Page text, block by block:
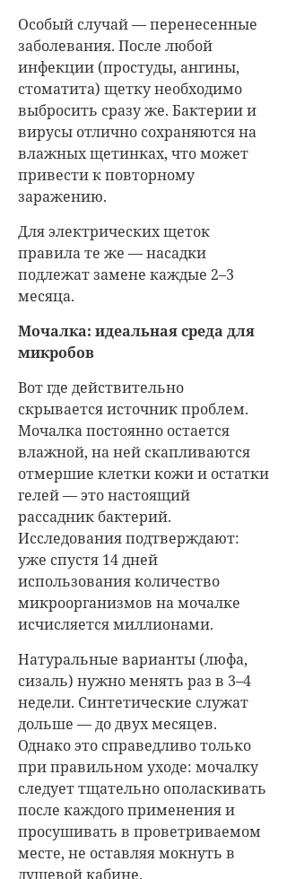
Особый случай — перенесенные
заболевания. После любой
инфекции (простуды, ангины,
стоматита) щетку необходимо
выбросить сразу же. Бактерии и
вирусы отлично сохраняются на
влажных щетинках, что может
привести к повторному
заражению.
Для электрических щеток
правила те же — насадки
подлежат замене каждые 2–3
месяца.
Мочалка: идеальная среда для
микробов
Вот где действительно
скрывается источник проблем.
Мочалка постоянно остается
влажной, на ней скапливаются
отмершие клетки кожи и остатки
гелей — это настоящий
рассадник бактерий.
Исследования подтверждают:
уже спустя 14 дней
использования количество
микроорганизмов на мочалке
исчисляется миллионами.
Натуральные варианты (люфа,
сизаль) нужно менять раз в 3–4
недели. Синтетические служат
дольше — до двух месяцев.
Однако это справедливо только
при правильном уходе: мочалку
следует тщательно ополаскивать
после каждого применения и
просушивать в проветриваемом
месте, не оставляя мокнуть в
душевой кабине.